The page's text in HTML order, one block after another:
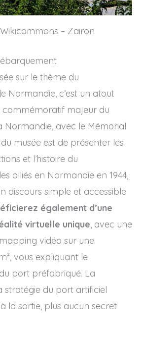
– Zairon
sur le thème du
Normandie, c’est un atout
commémoratif majeur du
Normandie, avec le Mémorial
du musée est de présenter les
et l’histoire du
alliés en Normandie en 1944,
discours simple et accessible
également d’une
virtuelle unique, avec une
vidéo sur une
vous expliquant le
port préfabriqué. La
stratégie du port artificiel
la sortie, plus aucun secret